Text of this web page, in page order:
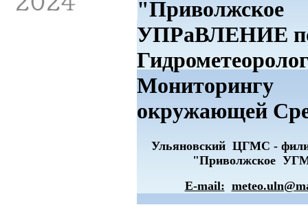
"Приволжское
УПРаВЛЕНИЕ
Мониторингу
окружающей
Ульяновский ЦГМС -
"Приволжское
E-mail: